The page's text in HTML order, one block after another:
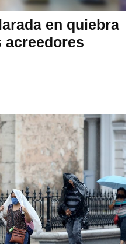
en quiebra
acreedores